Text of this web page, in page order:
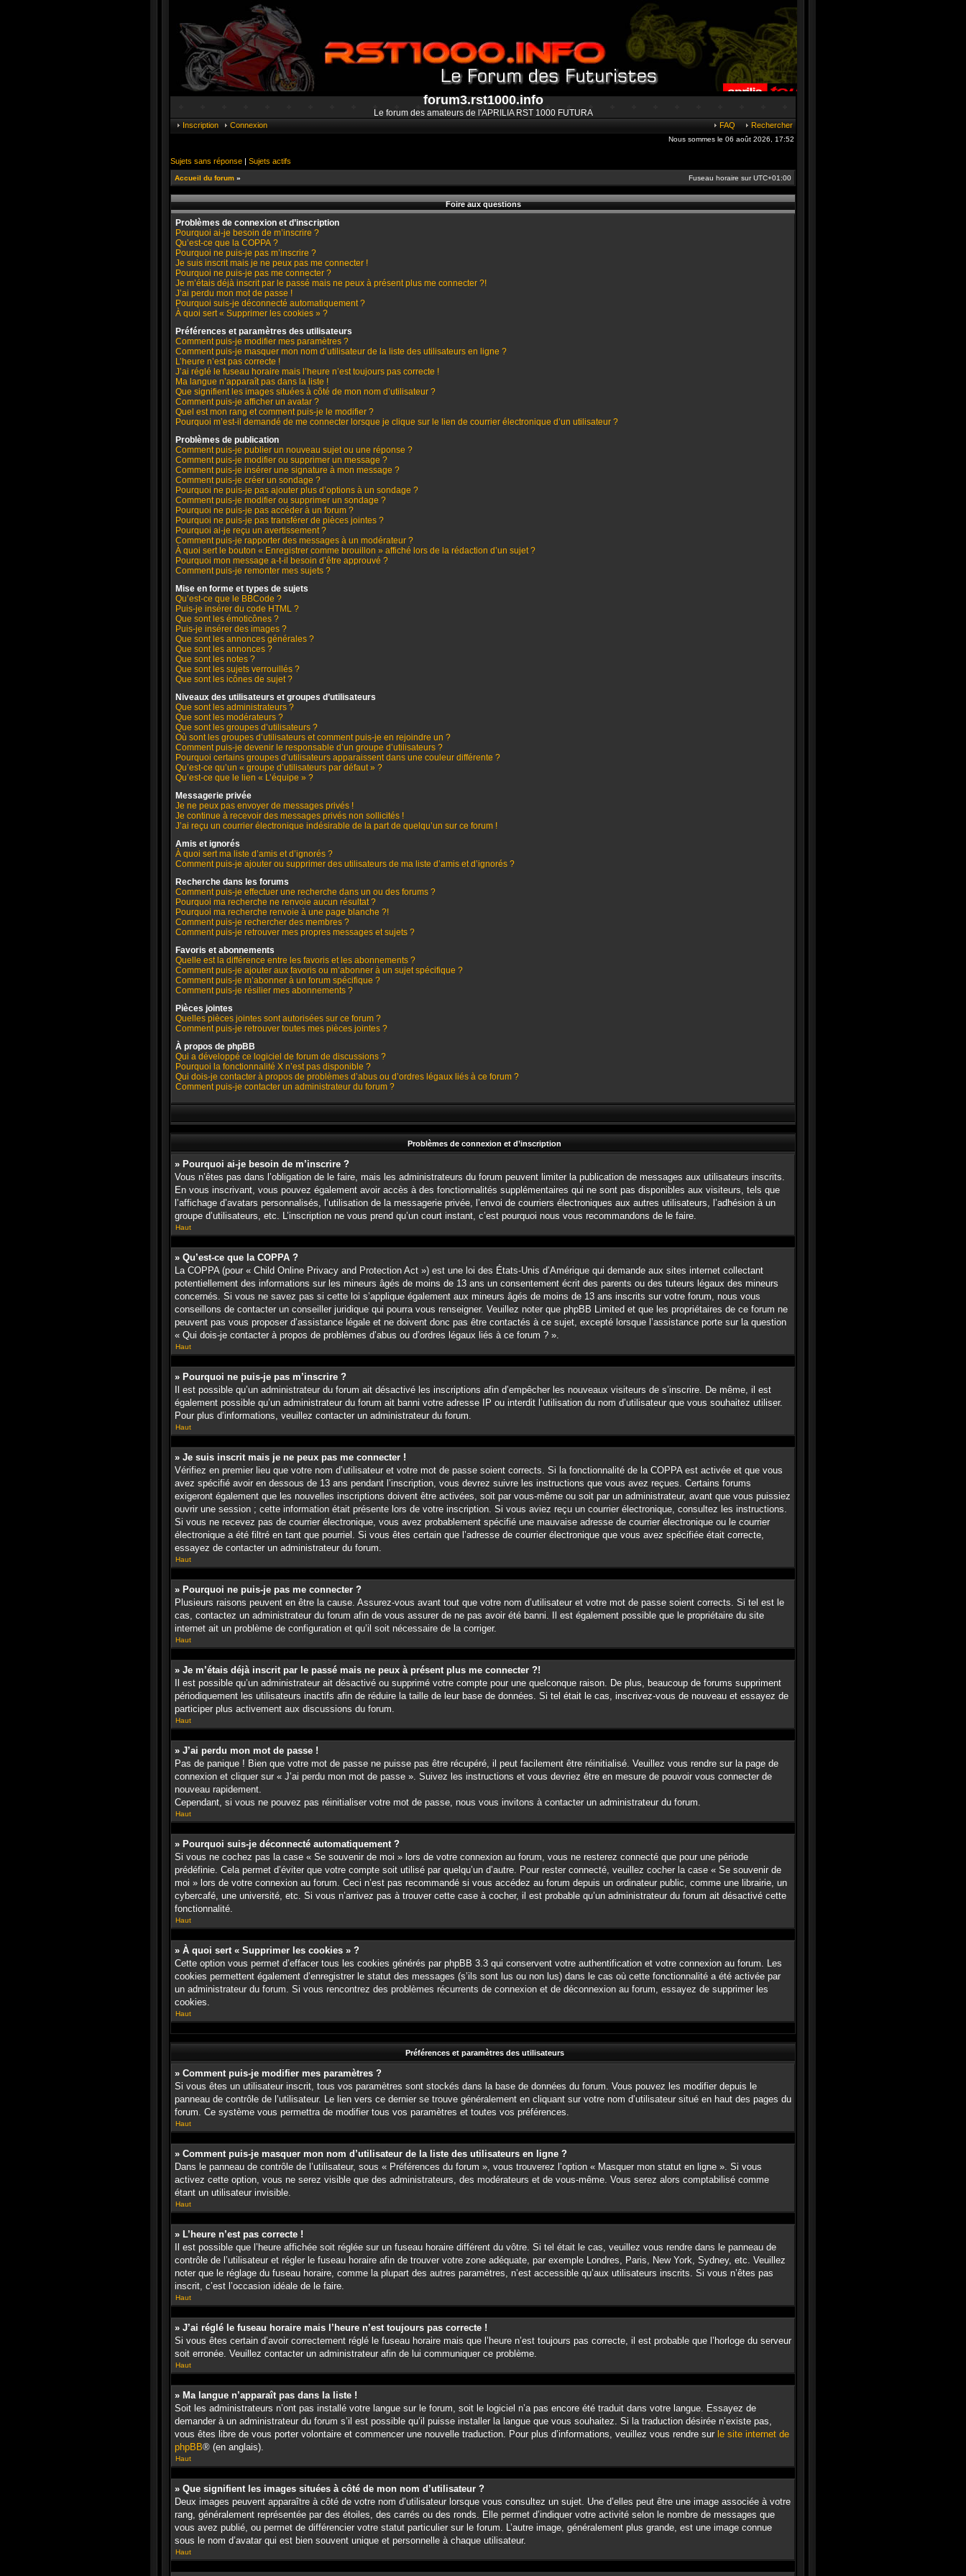
forum3.rst1000.info
Le forum des amateurs de l'APRILIA RST 1000 FUTURA
Inscription Connexion FAQ Rechercher
Nous sommes le 06 août 2026, 17:52
Sujets sans réponse | Sujets actifs
Accueil du forum » Fuseau horaire surUTC+01:00
Foire aux questions
Problèmes de connexion et d’inscription
Pourquoi ai-je besoin de m’inscrire ?
Qu’est-ce que la COPPA ?
Pourquoi ne puis-je pas m’inscrire ?
Je suis inscrit mais je ne peux pas me connecter !
Pourquoi ne puis-je pas me connecter ?
Je m’étais déjà inscrit par le passé mais ne peux à présent plus me connecter ?!
J’ai perdu mon mot de passe !
Pourquoi suis-je déconnecté automatiquement ?
À quoi sert « Supprimer les cookies » ?
Préférences et paramètres des utilisateurs
Comment puis-je modifier mes paramètres ?
Comment puis-je masquer mon nom d’utilisateur de la liste des utilisateurs en ligne ?
L’heure n’est pas correcte !
J’ai réglé le fuseau horaire mais l’heure n’est toujours pas correcte !
Ma langue n’apparaît pas dans la liste !
Que signifient les images situées à côté de mon nom d’utilisateur ?
Comment puis-je afficher un avatar ?
Quel est mon rang et comment puis-je le modifier ?
Pourquoi m’est-il demandé de me connecter lorsque je clique sur le lien de courrier électronique d’un utilisateur ?
Problèmes de publication
Comment puis-je publier un nouveau sujet ou une réponse ?
Comment puis-je modifier ou supprimer un message ?
Comment puis-je insérer une signature à mon message ?
Comment puis-je créer un sondage ?
Pourquoi ne puis-je pas ajouter plus d’options à un sondage ?
Comment puis-je modifier ou supprimer un sondage ?
Pourquoi ne puis-je pas accéder à un forum ?
Pourquoi ne puis-je pas transférer de pièces jointes ?
Pourquoi ai-je reçu un avertissement ?
Comment puis-je rapporter des messages à un modérateur ?
À quoi sert le bouton « Enregistrer comme brouillon » affiché lors de la rédaction d’un sujet ?
Pourquoi mon message a-t-il besoin d’être approuvé ?
Comment puis-je remonter mes sujets ?
Mise en forme et types de sujets
Qu’est-ce que le BBCode ?
Puis-je insérer du code HTML ?
Que sont les émoticônes ?
Puis-je insérer des images ?
Que sont les annonces générales ?
Que sont les annonces ?
Que sont les notes ?
Que sont les sujets verrouillés ?
Que sont les icônes de sujet ?
Niveaux des utilisateurs et groupes d’utilisateurs
Que sont les administrateurs ?
Que sont les modérateurs ?
Que sont les groupes d’utilisateurs ?
Où sont les groupes d’utilisateurs et comment puis-je en rejoindre un ?
Comment puis-je devenir le responsable d’un groupe d’utilisateurs ?
Pourquoi certains groupes d’utilisateurs apparaissent dans une couleur différente ?
Qu’est-ce qu’un « groupe d’utilisateurs par défaut » ?
Qu’est-ce que le lien « L’équipe » ?
Messagerie privée
Je ne peux pas envoyer de messages privés !
Je continue à recevoir des messages privés non sollicités !
J’ai reçu un courrier électronique indésirable de la part de quelqu’un sur ce forum !
Amis et ignorés
À quoi sert ma liste d’amis et d’ignorés ?
Comment puis-je ajouter ou supprimer des utilisateurs de ma liste d’amis et d’ignorés ?
Recherche dans les forums
Comment puis-je effectuer une recherche dans un ou des forums ?
Pourquoi ma recherche ne renvoie aucun résultat ?
Pourquoi ma recherche renvoie à une page blanche ?!
Comment puis-je rechercher des membres ?
Comment puis-je retrouver mes propres messages et sujets ?
Favoris et abonnements
Quelle est la différence entre les favoris et les abonnements ?
Comment puis-je ajouter aux favoris ou m’abonner à un sujet spécifique ?
Comment puis-je m’abonner à un forum spécifique ?
Comment puis-je résilier mes abonnements ?
Pièces jointes
Quelles pièces jointes sont autorisées sur ce forum ?
Comment puis-je retrouver toutes mes pièces jointes ?
À propos de phpBB
Qui a développé ce logiciel de forum de discussions ?
Pourquoi la fonctionnalité X n’est pas disponible ?
Qui dois-je contacter à propos de problèmes d’abus ou d’ordres légaux liés à ce forum ?
Comment puis-je contacter un administrateur du forum ?
Problèmes de connexion et d’inscription
» Pourquoi ai-je besoin de m’inscrire ?
Vous n’êtes pas dans l’obligation de le faire, mais les administrateurs du forum peuvent limiter la publication de messages aux utilisateurs inscrits.
En vous inscrivant, vous pouvez également avoir accès à des fonctionnalités supplémentaires qui ne sont pas disponibles aux visiteurs, tels que
l’affichage d’avatars personnalisés, l’utilisation de la messagerie privée, l’envoi de courriers électroniques aux autres utilisateurs, l’adhésion à un
groupe d’utilisateurs, etc. L’inscription ne vous prend qu’un court instant, c’est pourquoi nous vous recommandons de le faire.
Haut
» Qu’est-ce que la COPPA ?
La COPPA (pour « Child Online Privacy and Protection Act ») est une loi des États-Unis d’Amérique qui demande aux sites internet collectant
potentiellement des informations sur les mineurs âgés de moins de 13 ans un consentement écrit des parents ou des tuteurs légaux des mineurs
concernés. Si vous ne savez pas si cette loi s’applique également aux mineurs âgés de moins de 13 ans inscrits sur votre forum, nous vous
conseillons de contacter un conseiller juridique qui pourra vous renseigner. Veuillez noter que phpBB Limited et que les propriétaires de ce forum ne
peuvent pas vous proposer d’assistance légale et ne doivent donc pas être contactés à ce sujet, excepté lorsque l’assistance porte sur la question
« Qui dois-je contacter à propos de problèmes d’abus ou d’ordres légaux liés à ce forum ? ».
Haut
» Pourquoi ne puis-je pas m’inscrire ?
Il est possible qu’un administrateur du forum ait désactivé les inscriptions afin d’empêcher les nouveaux visiteurs de s’inscrire. De même, il est
également possible qu’un administrateur du forum ait banni votre adresse IP ou interdit l’utilisation du nom d’utilisateur que vous souhaitez utiliser.
Pour plus d’informations, veuillez contacter un administrateur du forum.
Haut
» Je suis inscrit mais je ne peux pas me connecter !
Vérifiez en premier lieu que votre nom d’utilisateur et votre mot de passe soient corrects. Si la fonctionnalité de la COPPA est activée et que vous
avez spécifié avoir en dessous de 13 ans pendant l’inscription, vous devrez suivre les instructions que vous avez reçues. Certains forums
exigeront également que les nouvelles inscriptions doivent être activées, soit par vous-même ou soit par un administrateur, avant que vous puissiez
ouvrir une session ; cette information était présente lors de votre inscription. Si vous aviez reçu un courrier électronique, consultez les instructions.
Si vous ne recevez pas de courrier électronique, vous avez probablement spécifié une mauvaise adresse de courrier électronique ou le courrier
électronique a été filtré en tant que pourriel. Si vous êtes certain que l’adresse de courrier électronique que vous avez spécifiée était correcte,
essayez de contacter un administrateur du forum.
Haut
» Pourquoi ne puis-je pas me connecter ?
Plusieurs raisons peuvent en être la cause. Assurez-vous avant tout que votre nom d’utilisateur et votre mot de passe soient corrects. Si tel est le
cas, contactez un administrateur du forum afin de vous assurer de ne pas avoir été banni. Il est également possible que le propriétaire du site
internet ait un problème de configuration et qu’il soit nécessaire de la corriger.
Haut
» Je m’étais déjà inscrit par le passé mais ne peux à présent plus me connecter ?!
Il est possible qu’un administrateur ait désactivé ou supprimé votre compte pour une quelconque raison. De plus, beaucoup de forums suppriment
périodiquement les utilisateurs inactifs afin de réduire la taille de leur base de données. Si tel était le cas, inscrivez-vous de nouveau et essayez de
participer plus activement aux discussions du forum.
Haut
» J’ai perdu mon mot de passe !
Pas de panique ! Bien que votre mot de passe ne puisse pas être récupéré, il peut facilement être réinitialisé. Veuillez vous rendre sur la page de
connexion et cliquer sur « J’ai perdu mon mot de passe ». Suivez les instructions et vous devriez être en mesure de pouvoir vous connecter de
nouveau rapidement.
Cependant, si vous ne pouvez pas réinitialiser votre mot de passe, nous vous invitons à contacter un administrateur du forum.
Haut
» Pourquoi suis-je déconnecté automatiquement ?
Si vous ne cochez pas la case « Se souvenir de moi » lors de votre connexion au forum, vous ne resterez connecté que pour une période
prédéfinie. Cela permet d’éviter que votre compte soit utilisé par quelqu’un d’autre. Pour rester connecté, veuillez cocher la case « Se souvenir de
moi » lors de votre connexion au forum. Ceci n’est pas recommandé si vous accédez au forum depuis un ordinateur public, comme une librairie, un
cybercafé, une université, etc. Si vous n’arrivez pas à trouver cette case à cocher, il est probable qu’un administrateur du forum ait désactivé cette
fonctionnalité.
Haut
» À quoi sert « Supprimer les cookies » ?
Cette option vous permet d’effacer tous les cookies générés par phpBB 3.3 qui conservent votre authentification et votre connexion au forum. Les
cookies permettent également d’enregistrer le statut des messages (s’ils sont lus ou non lus) dans le cas où cette fonctionnalité a été activée par
un administrateur du forum. Si vous rencontrez des problèmes récurrents de connexion et de déconnexion au forum, essayez de supprimer les
cookies.
Haut
Préférences et paramètres des utilisateurs
» Comment puis-je modifier mes paramètres ?
Si vous êtes un utilisateur inscrit, tous vos paramètres sont stockés dans la base de données du forum. Vous pouvez les modifier depuis le
panneau de contrôle de l’utilisateur. Le lien vers ce dernier se trouve généralement en cliquant sur votre nom d’utilisateur situé en haut des pages du
forum. Ce système vous permettra de modifier tous vos paramètres et toutes vos préférences.
Haut
» Comment puis-je masquer mon nom d’utilisateur de la liste des utilisateurs en ligne ?
Dans le panneau de contrôle de l’utilisateur, sous « Préférences du forum », vous trouverez l’option « Masquer mon statut en ligne ». Si vous
activez cette option, vous ne serez visible que des administrateurs, des modérateurs et de vous-même. Vous serez alors comptabilisé comme
étant un utilisateur invisible.
Haut
» L’heure n’est pas correcte !
Il est possible que l’heure affichée soit réglée sur un fuseau horaire différent du vôtre. Si tel était le cas, veuillez vous rendre dans le panneau de
contrôle de l’utilisateur et régler le fuseau horaire afin de trouver votre zone adéquate, par exemple Londres, Paris, New York, Sydney, etc. Veuillez
noter que le réglage du fuseau horaire, comme la plupart des autres paramètres, n’est accessible qu’aux utilisateurs inscrits. Si vous n’êtes pas
inscrit, c’est l’occasion idéale de le faire.
Haut
» J’ai réglé le fuseau horaire mais l’heure n’est toujours pas correcte !
Si vous êtes certain d’avoir correctement réglé le fuseau horaire mais que l’heure n’est toujours pas correcte, il est probable que l’horloge du serveur
soit erronée. Veuillez contacter un administrateur afin de lui communiquer ce problème.
Haut
» Ma langue n’apparaît pas dans la liste !
Soit les administrateurs n’ont pas installé votre langue sur le forum, soit le logiciel n’a pas encore été traduit dans votre langue. Essayez de
demander à un administrateur du forum s’il est possible qu’il puisse installer la langue que vous souhaitez. Si la traduction désirée n’existe pas,
vous êtes libre de vous porter volontaire et commencer une nouvelle traduction. Pour plus d’informations, veuillez vous rendre sur le site internet de
phpBB® (en anglais).
Haut
» Que signifient les images situées à côté de mon nom d’utilisateur ?
Deux images peuvent apparaître à côté de votre nom d’utilisateur lorsque vous consultez un sujet. Une d’elles peut être une image associée à votre
rang, généralement représentée par des étoiles, des carrés ou des ronds. Elle permet d’indiquer votre activité selon le nombre de messages que
vous avez publié, ou permet de différencier votre statut particulier sur le forum. L’autre image, généralement plus grande, est une image connue
sous le nom d’avatar qui est bien souvent unique et personnelle à chaque utilisateur.
Haut